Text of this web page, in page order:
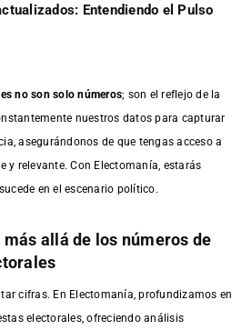
Entendiendo el Pulso
no son solo números; son el reflejo de la
nuestros datos para capturar
asegurándonos de que tengas acceso a
y relevante. Con Electomanía, estarás
en el escenario político.
allá de los números de
cifras. En Electomanía, profundizamos en
electorales, ofreciendo análisis